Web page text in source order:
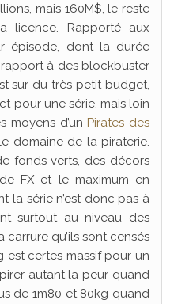
mais 160M$, le reste
licence. Rapporté aux
épisode, dont la durée
rapport à des blockbuster
sur du très petit budget,
pour une série, mais loin
moyens d’un Pirates des
domaine de la piraterie.
fonds verts, des décors
FX et le maximum en
la série n’est donc pas à
surtout au niveau des
qu’ils sont censés
est certes massif pour un
autant la peur quand
de 1m80 et 80kg quand